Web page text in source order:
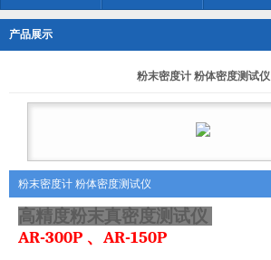
产品展示
粉末密度计 粉体密度测试仪
粉末密度计 粉体密度测试仪
高精度粉末真密度测试仪
AR-300P 、 AR-150P